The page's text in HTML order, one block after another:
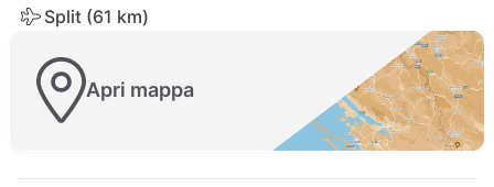
Split (61 km)
Apri mappa